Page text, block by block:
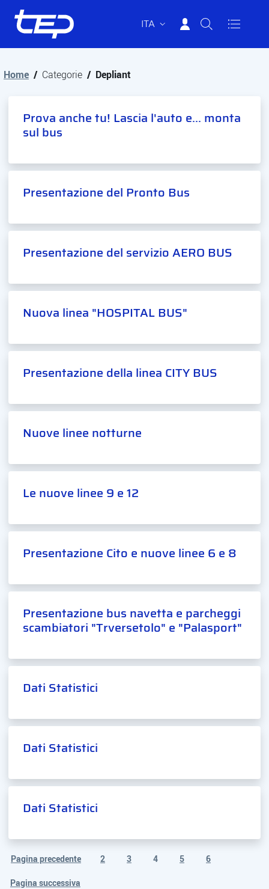
Tep - Trasporti pubblici ParmaITA
Home / Categorie / Depliant
Prova anche tu! Lascia l'auto e... monta
sul bus
Presentazione del Pronto Bus
Presentazione del servizio AERO BUS
Nuova linea "HOSPITAL BUS"
Presentazione della linea CITY BUS
Nuove linee notturne
Le nuove linee 9 e 12
Presentazione Cito e nuove linee 6 e 8
Presentazione bus navetta e parcheggi
scambiatori "Trversetolo" e "Palasport"
Dati Statistici
Dati Statistici
Dati Statistici
Pagina precedente 2 3 4(pagina corrente)
5 6
Pagina successiva